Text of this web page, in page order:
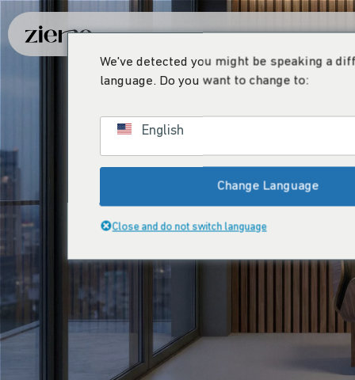
We've detected you might be speaking a
language. Do you want to change to:
English
Change Language
Close and do not switch language